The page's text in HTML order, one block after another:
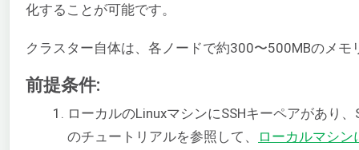
化することが可能です。
クラスター自体は、各ノードで約300〜500MBのメモ
前提条件:
ローカルのLinuxマシンにSSHキーペアがあり
のチュートリアルを参照して、
ローカルマシ